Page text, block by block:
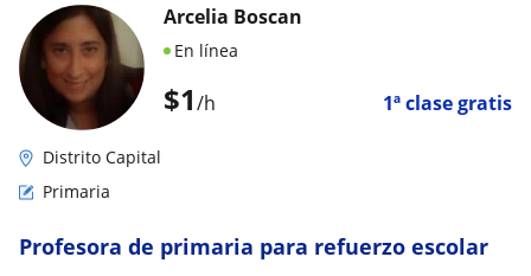
$1/h 1ª clase gratis
Arcelia Boscan
En línea
Distrito Capital
Primaria
Profesora de primaria para refuerzo escolar